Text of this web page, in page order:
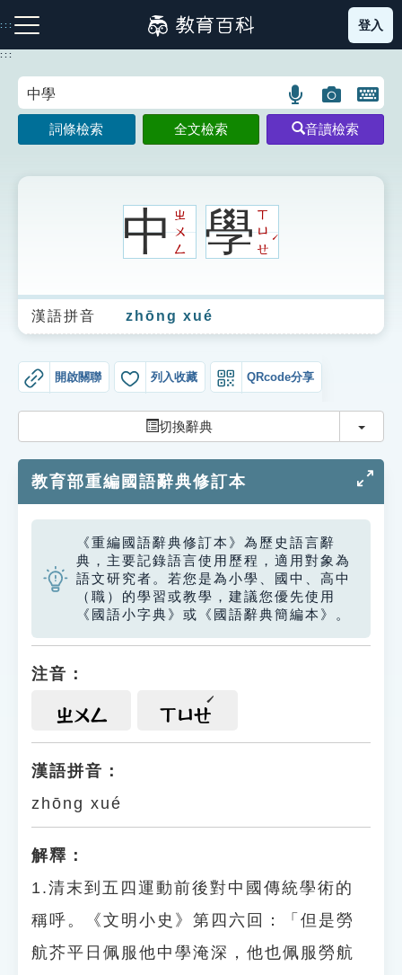
到
主
:::
注音索引圖示 筆畫索引圖示 部首索引表圖示
生字詞彙表
成語故事
索引選單
單字索引
生命大百科索引
遊戲專區
教學應用
貓頭鷹博士
登入
:::
語
言
搜
圖
片
搜
開
鍵
圖
詞條檢索 全文檢索 音讀檢索
中ㄓ
ㄨ
ㄥ
學ㄒ
ㄩ
ㄝ
ˊ
漢語拼音 zhōng xué
開啟關聯 列入收藏 QRcode分享
切換辭典 切換
教育部重編國語辭典修訂本
《重編國語辭典修訂本》為歷史語言辭
典，主要記錄語言使用歷程，適用對象為
語文研究者。若您是為小學、國中、高中
（職）的學習或教學，建議您優先使用
《國語小字典》或《國語辭典簡編本》。
注音：
ㄓㄨㄥ ㄒㄩㄝ
漢語拼音：
zhōng xué
解釋：
1.清末到五四運動前後對中國傳統學術的
稱呼。《文明小史》第四六回：「但是勞
航芥平日佩服他中學淹深，他也佩服勞航